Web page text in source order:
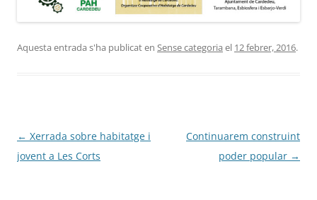
Aquesta entrada s'ha publicat en Sense categoria el 12 febrer, 2016.
Navegació
per
← Xerrada sobre habitatge i
jovent a Les Corts
Continuarem construint
poder popular →